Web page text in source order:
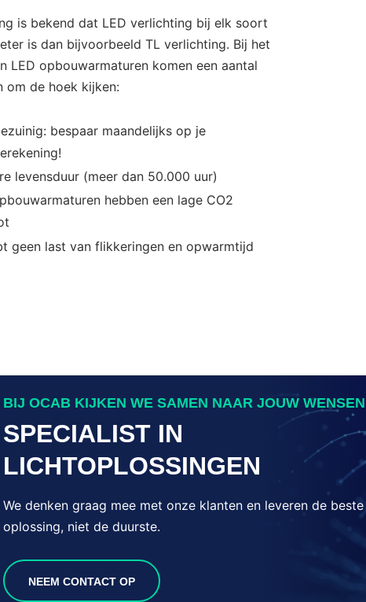
is bekend dat LED verlichting bij elk soort
is dan bijvoorbeeld TL verlichting. Bij het
LED opbouwarmaturen komen een aantal
om de hoek kijken:
bespaar maandelijks op je
levensduur (meer dan 50.000 uur)
hebben een lage CO2
geen last van flikkeringen en opwarmtijd
BIJ OCAB KIJKEN WE SAMEN NAAR JOUW WENSEN
SPECIALIST IN
LICHTOPLOSSINGEN
We denken graag mee met onze klanten en leveren de beste
oplossing, niet de duurste.
NEEM CONTACT OP